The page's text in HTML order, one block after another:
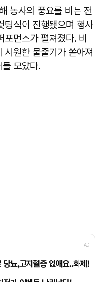
농사의 풍요를 비는 전
팅식이 진행됐으며 행사
먼스가 펼쳐졌다. 비
시원한 물줄기가 쏟아져
모았다.